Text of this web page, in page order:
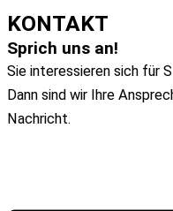
KONTAKT
Sprich uns an!
Sie interessieren sich für
Dann sind wir Ihre
Nachricht.